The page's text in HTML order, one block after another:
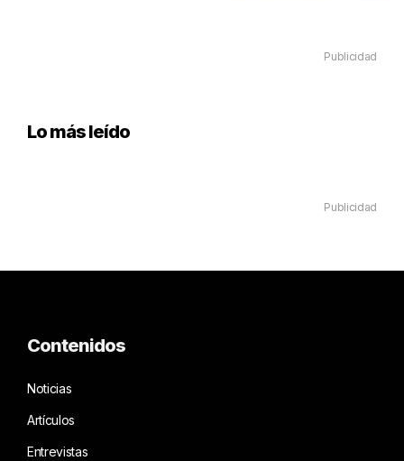
Publicidad
Lo más leído
Publicidad
Contenidos
Noticias
Artículos
Entrevistas